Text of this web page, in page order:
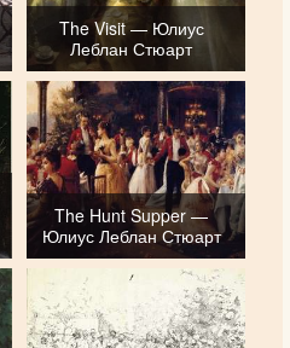
The Visit — Юлиус
Леблан Стюарт
The Hunt Supper —
Юлиус Леблан Стюарт